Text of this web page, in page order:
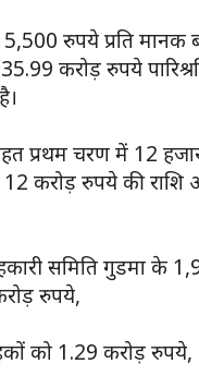
5,500 रुपये प्रति मानक
करोड़ रुपये
प्रथम चरण में 12
12 करोड़ रुपये की
समिति गुडमा के
रुपये,
को 1.29 करोड़ रुपये,